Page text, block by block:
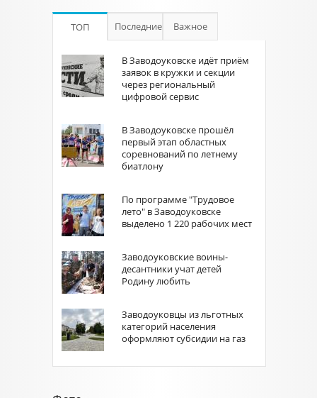
ТОП Последние Важное
В Заводоуковске идёт приём
заявок в кружки и секции
через региональный
цифровой сервис
В Заводоуковске прошёл
первый этап областных
соревнований по летнему
биатлону
По программе "Трудовое
лето" в Заводоуковске
выделено 1 220 рабочих мест
Заводоуковские воины-
десантники учат детей
Родину любить
Заводоуковцы из льготных
категорий населения
оформляют субсидии на газ